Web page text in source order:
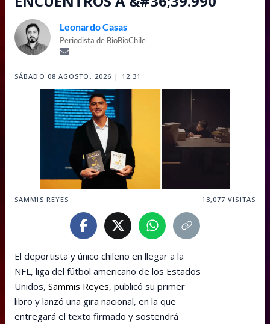
Leonardo Casas
Periodista de BioBioChile
SÁBADO 08 AGOSTO, 2026 | 12:31
SAMMIS REYES 13,077 VISITAS
El deportista y único chileno en llegar a la
NFL, liga del fútbol americano de los Estados
Unidos, Sammis Reyes, publicó su primer
libro y lanzó una gira nacional, en la que
entregará el texto firmado y sostendrá